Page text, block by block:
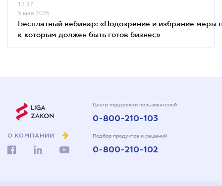
17.37
5 мая 2026
Бесплатный вебинар: «Подозрение и избрание меры
к которым должен быть готов бизнес»
О КОМПАНИИ
Центр поддержки пользователей
0-800-210-103
Подбор продуктов и решений
0-800-210-102